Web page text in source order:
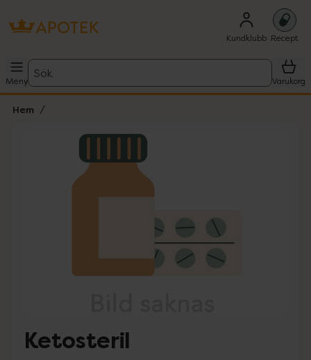
Kundklubb Recept
Meny
Sök
Varukorg
Hem
Lista: . Innehåller 1 objekt.
Ketosteril